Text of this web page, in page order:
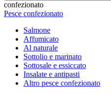
confezionato
Pesce confezionato
Salmone
Affumicato
Al naturale
Sottolio e marinato
Sottosale e essiccato
Insalate e antipasti
Altro pesce confezionato